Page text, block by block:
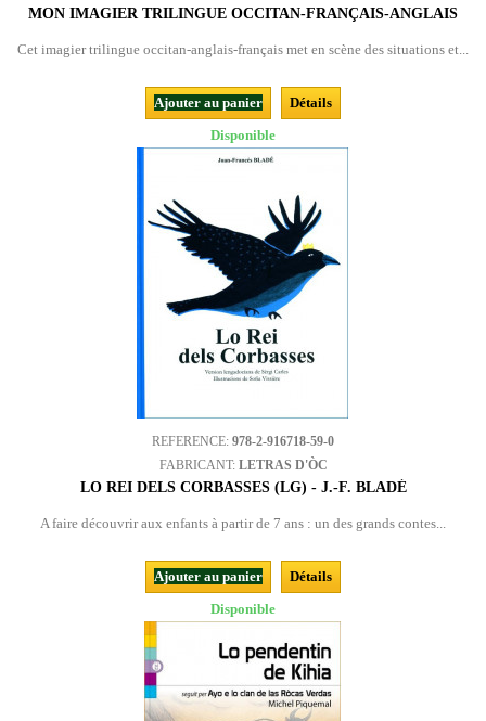
MON IMAGIER TRILINGUE OCCITAN-FRANÇAIS-ANGLAIS
Cet imagier trilingue occitan-anglais-français met en scène des situations et...
Ajouter au panier
Détails
Disponible
REFERENCE: 978-2-916718-59-0
FABRICANT: LETRAS D'ÒC
LO REI DELS CORBASSES (LG) - J.-F. BLADÉ
A faire découvrir aux enfants à partir de 7 ans : un des grands contes...
Ajouter au panier
Détails
Disponible